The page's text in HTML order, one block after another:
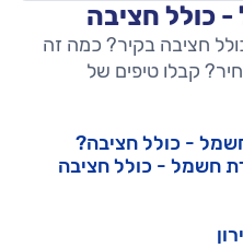
כולל חציבה
חציבה בקיר? כמה זה
קבלו טיפים של
- כולל חציבה?
חשמל - כולל חציבה